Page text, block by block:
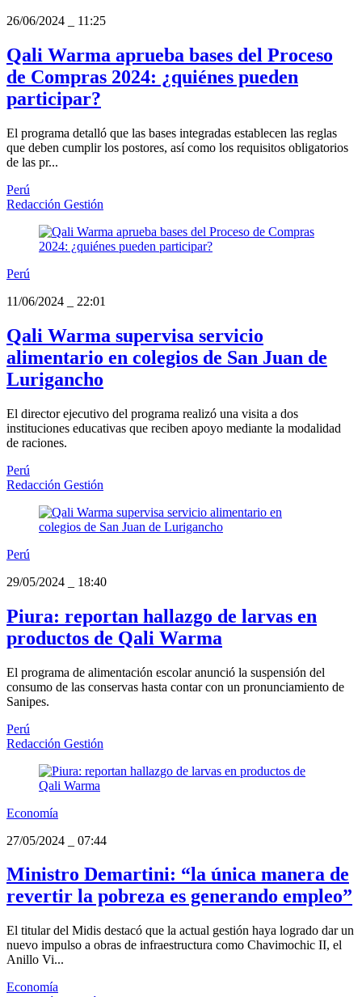
26/06/2024
11:25
Qali Warma aprueba bases del Proceso
de Compras 2024: ¿quiénes pueden
participar?
El programa detalló que las bases integradas establecen las reglas
que deben cumplir los postores, así como los requisitos obligatorios
de las pr...
Perú
Redacción Gestión
Perú
11/06/2024
22:01
Qali Warma supervisa servicio
alimentario en colegios de San Juan de
Lurigancho
El director ejecutivo del programa realizó una visita a dos
instituciones educativas que reciben apoyo mediante la modalidad
de raciones.
Perú
Redacción Gestión
Perú
29/05/2024
18:40
Piura: reportan hallazgo de larvas en
productos de Qali Warma
El programa de alimentación escolar anunció la suspensión del
consumo de las conservas hasta contar con un pronunciamiento de
Sanipes.
Perú
Redacción Gestión
Economía
27/05/2024
07:44
Ministro Demartini: “la única manera de
revertir la pobreza es generando empleo”
El titular del Midis destacó que la actual gestión haya logrado dar un
nuevo impulso a obras de infraestructura como Chavimochic II, el
Anillo Vi...
Economía